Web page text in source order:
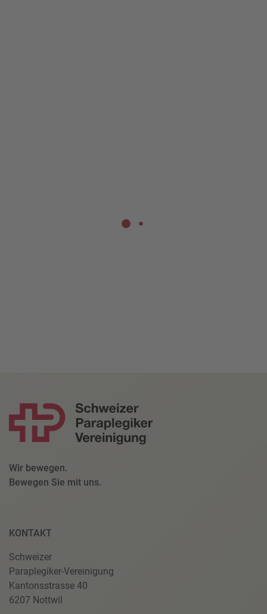
Wir bewegen.
Bewegen Sie mit uns.
KONTAKT
Schweizer
Paraplegiker-Vereinigung
Kantonsstrasse 40
6207 Nottwil